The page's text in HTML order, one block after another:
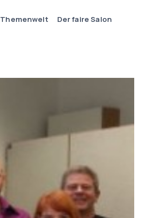
Themenwelt Der faire Salon